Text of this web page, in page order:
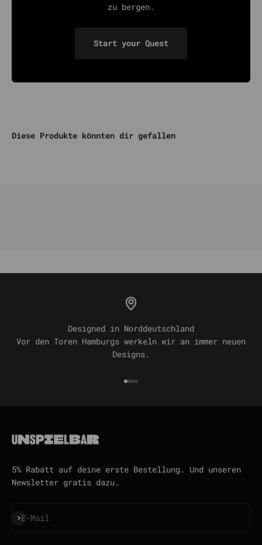
zu bergen.
Start your Quest
Diese Produkte könnten dir gefallen
Designed in Norddeutschland
Vor den Toren Hamburgs werkeln wir an immer neuen
Designs.
Gehe zu Element 1
Gehe zu Element 2
Gehe zu Element 3
Gehe zu Element 4
5% Rabatt auf deine erste Bestellung. Und unseren
Newsletter gratis dazu.
E-Mail
Abonnieren